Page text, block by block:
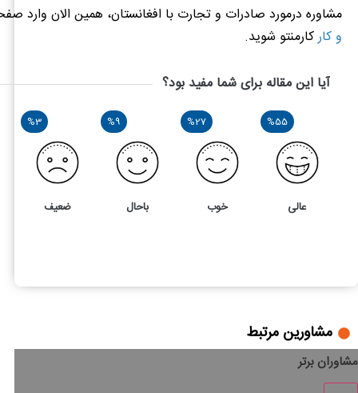
مشاوره درمورد صادرات و تجارت با افغانستان، همین الان وارد
و کارکارمنتو شوید.
آیا این مقاله برای شما مفید بود؟
%55
عالی
%27
خوب
%9
باحال
%3
ضعیف
مشاورین مرتبط
مشاوران برتر